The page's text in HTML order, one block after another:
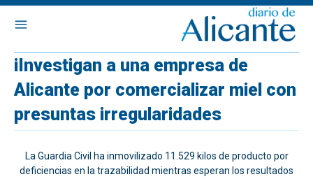
iInvestigan a una empresa de
Alicante por comercializar miel con
presuntas irregularidades
La Guardia Civil ha inmovilizado 11.529 kilos de producto por
deficiencias en la trazabilidad mientras esperan los resultados